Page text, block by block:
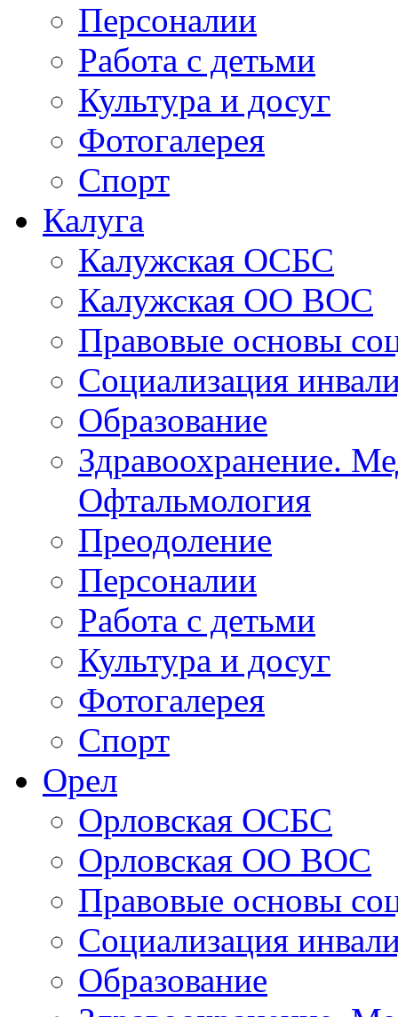
Персоналии
Работа с детьми
Культура и досуг
Фотогалерея
Спорт
Калуга
Калужская ОСБС
Калужская ОО ВОС
Правовые основы
Социализация
Образование
Здравоохранение.
Офтальмология
Преодоление
Персоналии
Работа с детьми
Культура и досуг
Фотогалерея
Спорт
Орел
Орловская ОСБС
Орловская ОО ВОС
Правовые основы
Социализация
Образование